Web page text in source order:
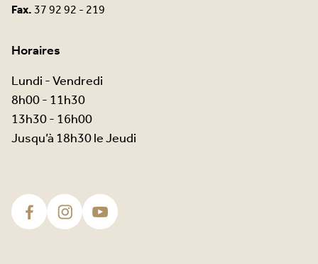
Fax.37 92 92 - 219
Horaires
Lundi - Vendredi
8h00 - 11h30
13h30 - 16h00
Jusqu’à 18h30 le Jeudi